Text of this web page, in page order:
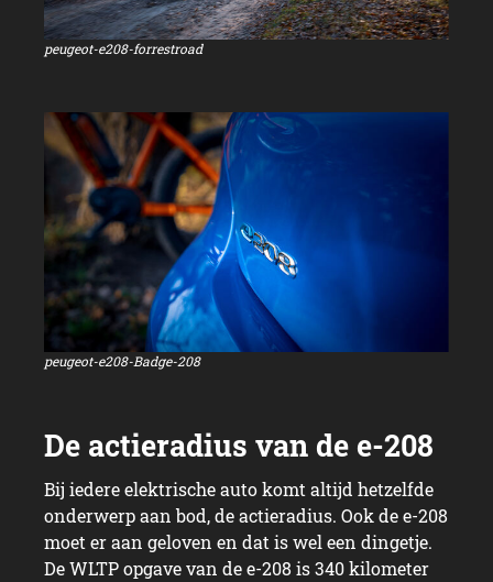
peugeot-e208-forrestroad
peugeot-e208-Badge-208
Bij iedere elektrische auto komt altijd hetzelfde
onderwerp aan bod, de actieradius. Ook de e-208
moet er aan geloven en dat is wel een dingetje.
De WLTP opgave van de e-208 is 340 kilometer